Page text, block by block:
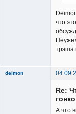
что
трэша
deimon
Re:
А что